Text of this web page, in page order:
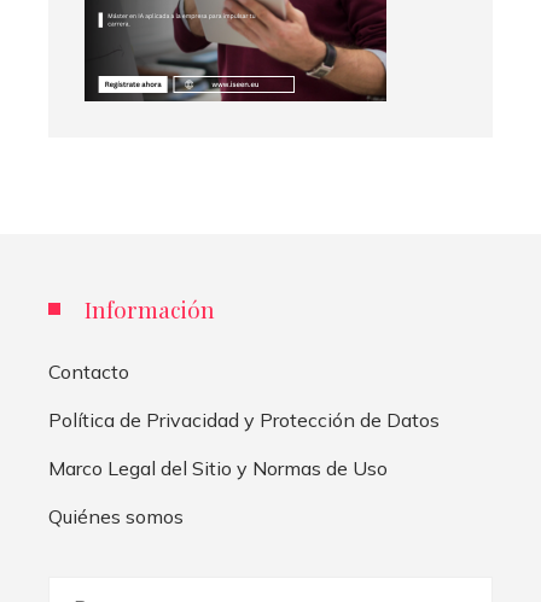
Información
Contacto
Política de Privacidad y Protección de Datos
Marco Legal del Sitio y Normas de Uso
Quiénes somos